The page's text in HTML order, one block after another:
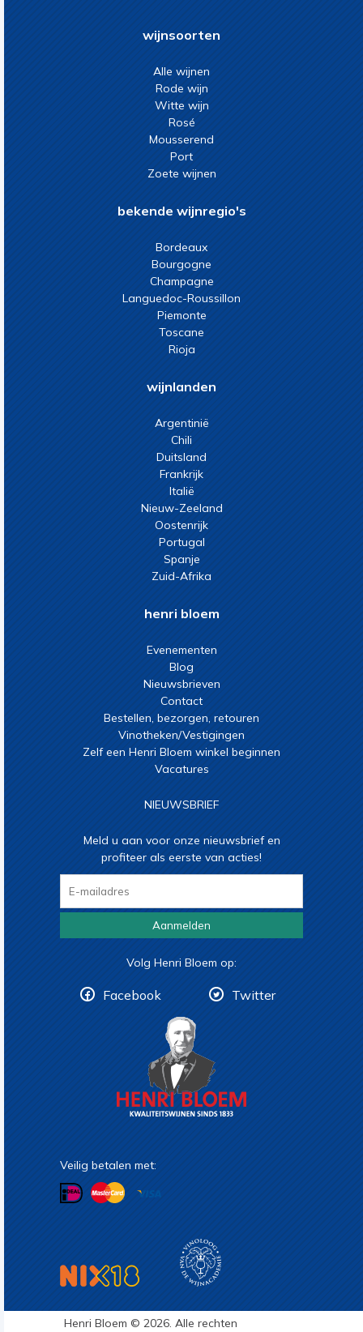
wijnsoorten
Alle wijnen
Rode wijn
Witte wijn
Rosé
Mousserend
Port
Zoete wijnen
bekende wijnregio's
Bordeaux
Bourgogne
Champagne
Languedoc-Roussillon
Piemonte
Toscane
Rioja
wijnlanden
Argentinië
Chili
Duitsland
Frankrijk
Italië
Nieuw-Zeeland
Oostenrijk
Portugal
Spanje
Zuid-Afrika
henri bloem
Evenementen
Blog
Nieuwsbrieven
Contact
Bestellen, bezorgen, retouren
Vinotheken/Vestigingen
Zelf een Henri Bloem winkel beginnen
Vacatures
NIEUWSBRIEF
Meld u aan voor onze nieuwsbrief en
profiteer als eerste van acties!
Aanmelden
Volg Henri Bloem op:
Facebook Twitter
Veilig betalen met:
Henri Bloem © 2026. Alle rechten